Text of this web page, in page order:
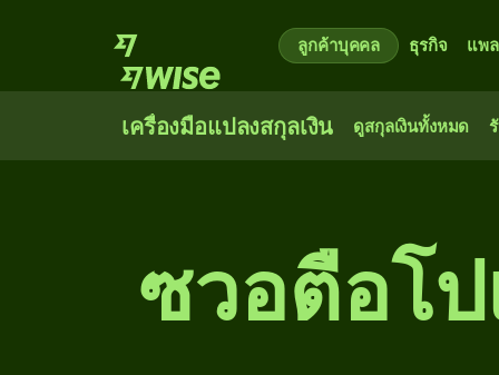
ลูกค้าบุคคล ธุรกิจ แพ
เครื่องมือแปลงสกุลเงิน ดูสกุลเงินทั้งหมด
ซวอตือโ